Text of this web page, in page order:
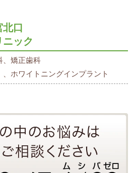
口
ック
、矯正歯科
ホワイトニングインプラント